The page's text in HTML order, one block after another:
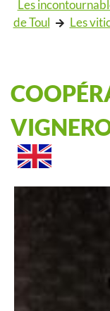
Les
de Toul
Les